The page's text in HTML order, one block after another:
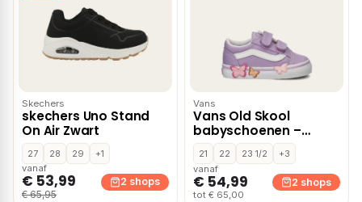
Skechers
skechers Uno Stand
On Air Zwart
27 28 29
+1
vanaf
€ 53,99
€ 65,95
2 shops
Vans
Vans Old Skool
babyschoenen –
Paars
21 22 23 1/2
+3
vanaf
€ 54,99
tot € 65,00
2 shops